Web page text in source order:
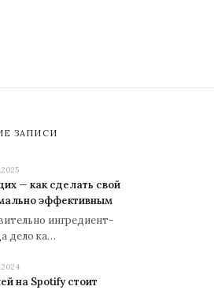
ЗАПИСИ
— как сделать свой
эффективным
ингредиент-
дело ка…
на Spotify стоит